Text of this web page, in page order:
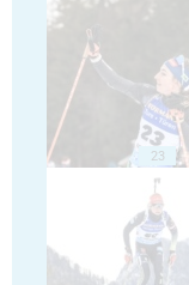
23